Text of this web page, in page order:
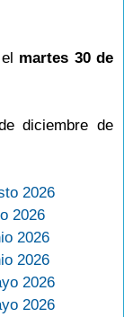
martes 30 de
diciembre de
2026
2026
2026
2026
2026
2026